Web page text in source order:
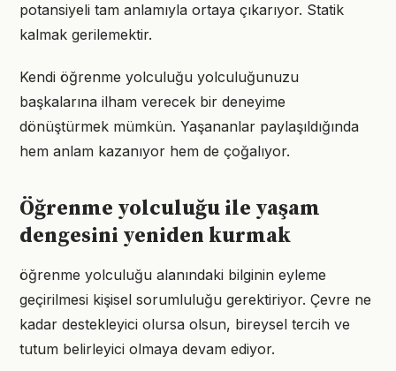
potansiyeli tam anlamıyla ortaya çıkarıyor. Statik
kalmak gerilemektir.
Kendi öğrenme yolculuğu yolculuğunuzu
başkalarına ilham verecek bir deneyime
dönüştürmek mümkün. Yaşananlar paylaşıldığında
hem anlam kazanıyor hem de çoğalıyor.
Öğrenme yolculuğu ile yaşam
dengesini yeniden kurmak
öğrenme yolculuğu alanındaki bilginin eyleme
geçirilmesi kişisel sorumluluğu gerektiriyor. Çevre ne
kadar destekleyici olursa olsun, bireysel tercih ve
tutum belirleyici olmaya devam ediyor.